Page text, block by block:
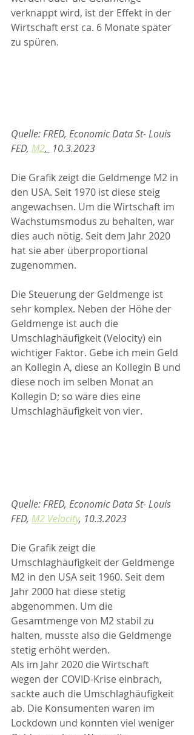
verknappt wird, ist der Effekt in der
Wirtschaft erst ca. 6 Monate später
zu spüren.
Quelle: FRED, Economic Data St- Louis
FED, M2, 10.3.2023
Die Grafik zeigt die Geldmenge M2 in
den USA. Seit 1970 ist diese steig
angewachsen. Um die Wirtschaft im
Wachstumsmodus zu behalten, war
dies auch nötig. Seit dem Jahr 2020
hat sie aber überproportional
zugenommen.
Die Steuerung der Geldmenge ist
sehr komplex. Neben der Höhe der
Geldmenge ist auch die
Umschlaghäufigkeit (Velocity) ein
wichtiger Faktor. Gebe ich mein Geld
an Kollegin A, diese an Kollegin B und
diese noch im selben Monat an
Kollegin D; so wäre dies eine
Umschlaghäufigkeit von vier.
Quelle: FRED, Economic Data St- Louis
FED, M2 Velocity, 10.3.2023
Die Grafik zeigt die
Umschlaghäufigkeit der Geldmenge
M2 in den USA seit 1960. Seit dem
Jahr 2000 hat diese stetig
abgenommen. Um die
Gesamtmenge von M2 stabil zu
halten, musste also die Geldmenge
stetig erhöht werden.
Als im Jahr 2020 die Wirtschaft
wegen der COVID-Krise einbrach,
sackte auch die Umschlaghäufigkeit
ab. Die Konsumenten waren im
Lockdown und konnten viel weniger